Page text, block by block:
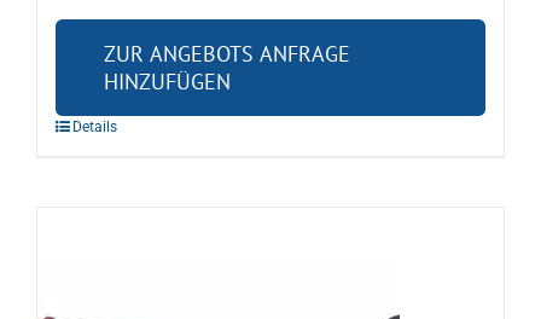
ZUR ANGEBOTS ANFRAGE
HINZUFÜGEN
Details